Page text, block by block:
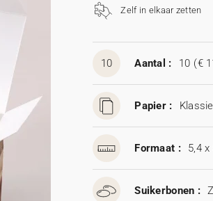
Zelf in elkaar zetten
10 Aantal : 10 (€
Papier :
Formaat : 5,4
Suikerbonen :